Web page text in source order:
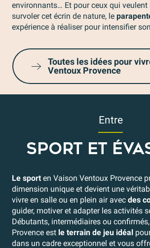
environnants… Et pour ceux qui veulent
survoler cet écrin de nature, le
expérience à réaliser pour intensifier
Toutes les idées pour
Ventoux Provence
Entre
SPORT ET
Le sport en Vaison Ventoux Provence
dimension unique et devient une
vivre en salle ou en plein air avec des
guider, motiver et adapter les activités
Débutants, intermédiaires ou
Provence est le terrain de jeu idéal
dans un cadre exceptionnel et vous